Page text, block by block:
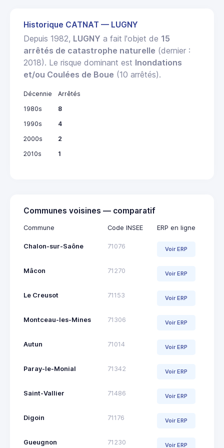
Historique CATNAT — LUGNY
Depuis 1982, LUGNY a fait l'objet de 15
arrêtés de catastrophe naturelle (dernier :
2018). Le risque dominant est Inondations
et/ou Coulées de Boue (10 arrêtés).
Décennie
Arrêtés
1980s
8
1990s
4
2000s
2
2010s
1
Communes voisines — comparatif
Commune Code INSEE ERP en ligne
Chalon-sur-Saône 71076 Voir ERP
Mâcon 71270 Voir ERP
Le Creusot 71153 Voir ERP
Montceau-les-Mines 71306 Voir ERP
Autun 71014 Voir ERP
Paray-le-Monial 71342 Voir ERP
Saint-Vallier 71486 Voir ERP
Digoin 71176 Voir ERP
Gueugnon 71230 Voir ERP